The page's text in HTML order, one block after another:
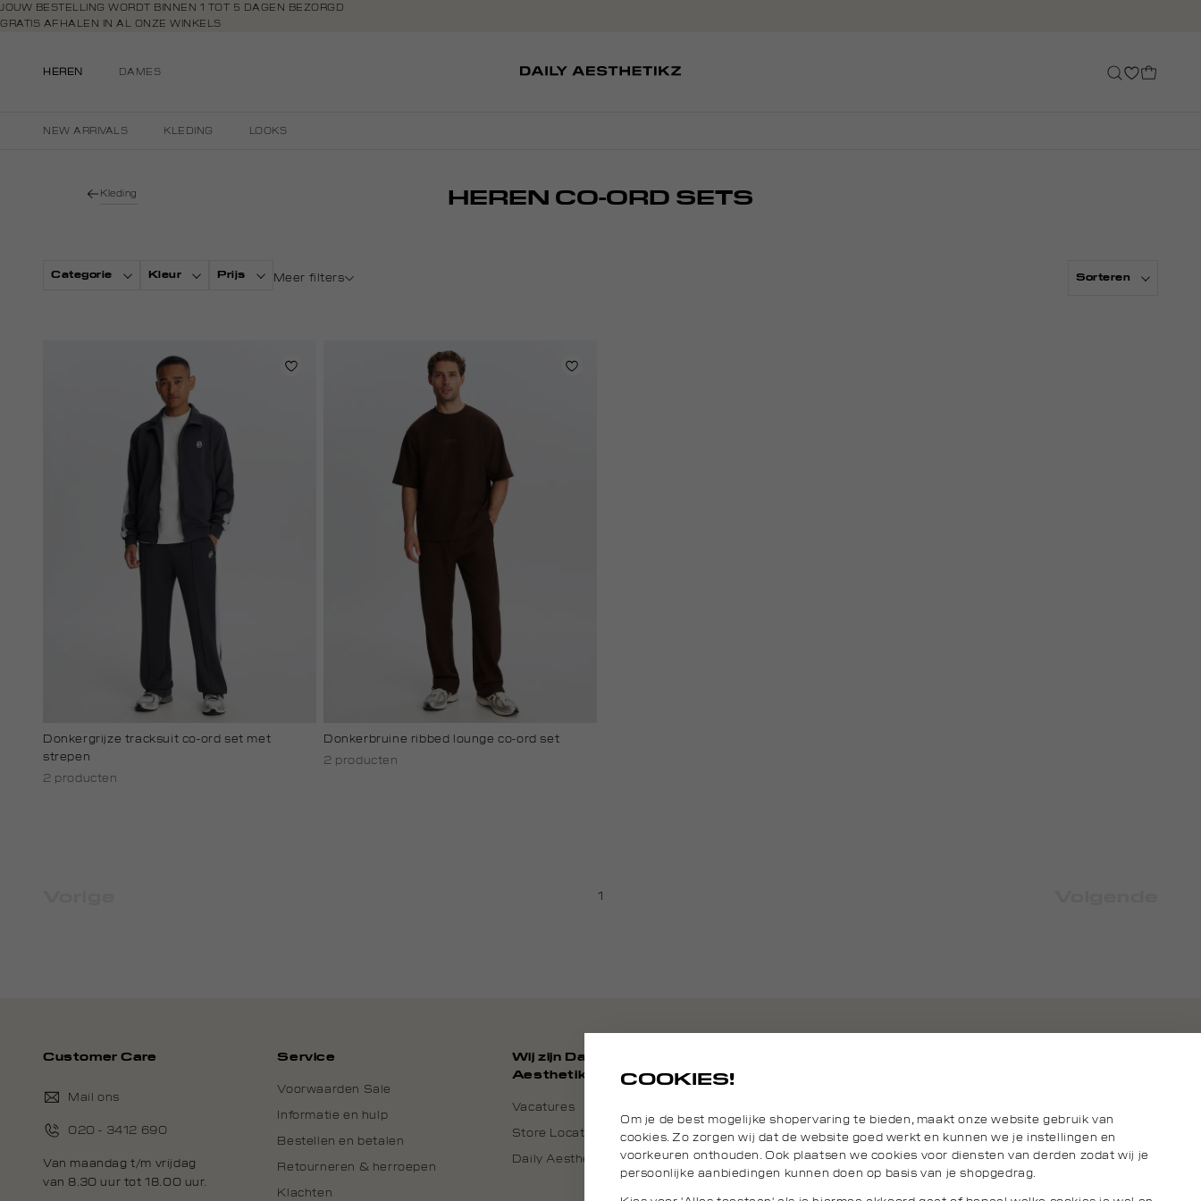
Navigeer
direct naar
Open de
JOUW BESTELLING WORDT BINNEN 1 TOT 5 DAGEN BEZORGD
GRATIS AFHALEN IN AL ONZE WINKELS
HEREN
DAMES
NEW ARRIVALS KLEDING LOOKS
Kleding HEREN CO-ORD SETS
Categorie Kleur Prijs Sorteren
Meer filters
Donkergrijze tracksuit co-ord set met
strepen
2 producten
Donkerbruine ribbed lounge co-ord set
2 producten
1
Customer Care
Mail ons
020 - 3412 690
Van maandag t/m vrijdag
van 8.30 uur tot 18.00 uur.
Service
Voorwaarden Sale
Informatie en hulp
Bestellen en betalen
Retourneren & herroepen
Klachten
Wij zijn Daily
Aesthetikz
Vacatures
Store Locator
Daily Aesthetikz Nederland
COOKIES!
Om je de best mogelijke shopervaring te bieden, maakt onze website gebruik van
cookies. Zo zorgen wij dat de website goed werkt en kunnen we je instellingen en
voorkeuren onthouden. Ook plaatsen we cookies voor diensten van derden zodat wij je
persoonlijke aanbiedingen kunnen doen op basis van je shopgedrag.